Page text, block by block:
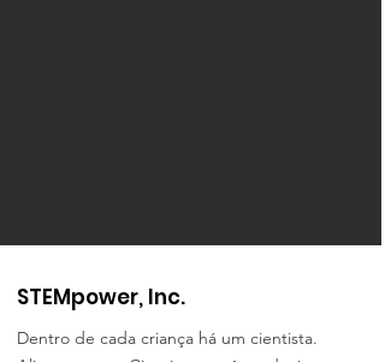
STEMpower, Inc.
Dentro de cada criança há um cientista.